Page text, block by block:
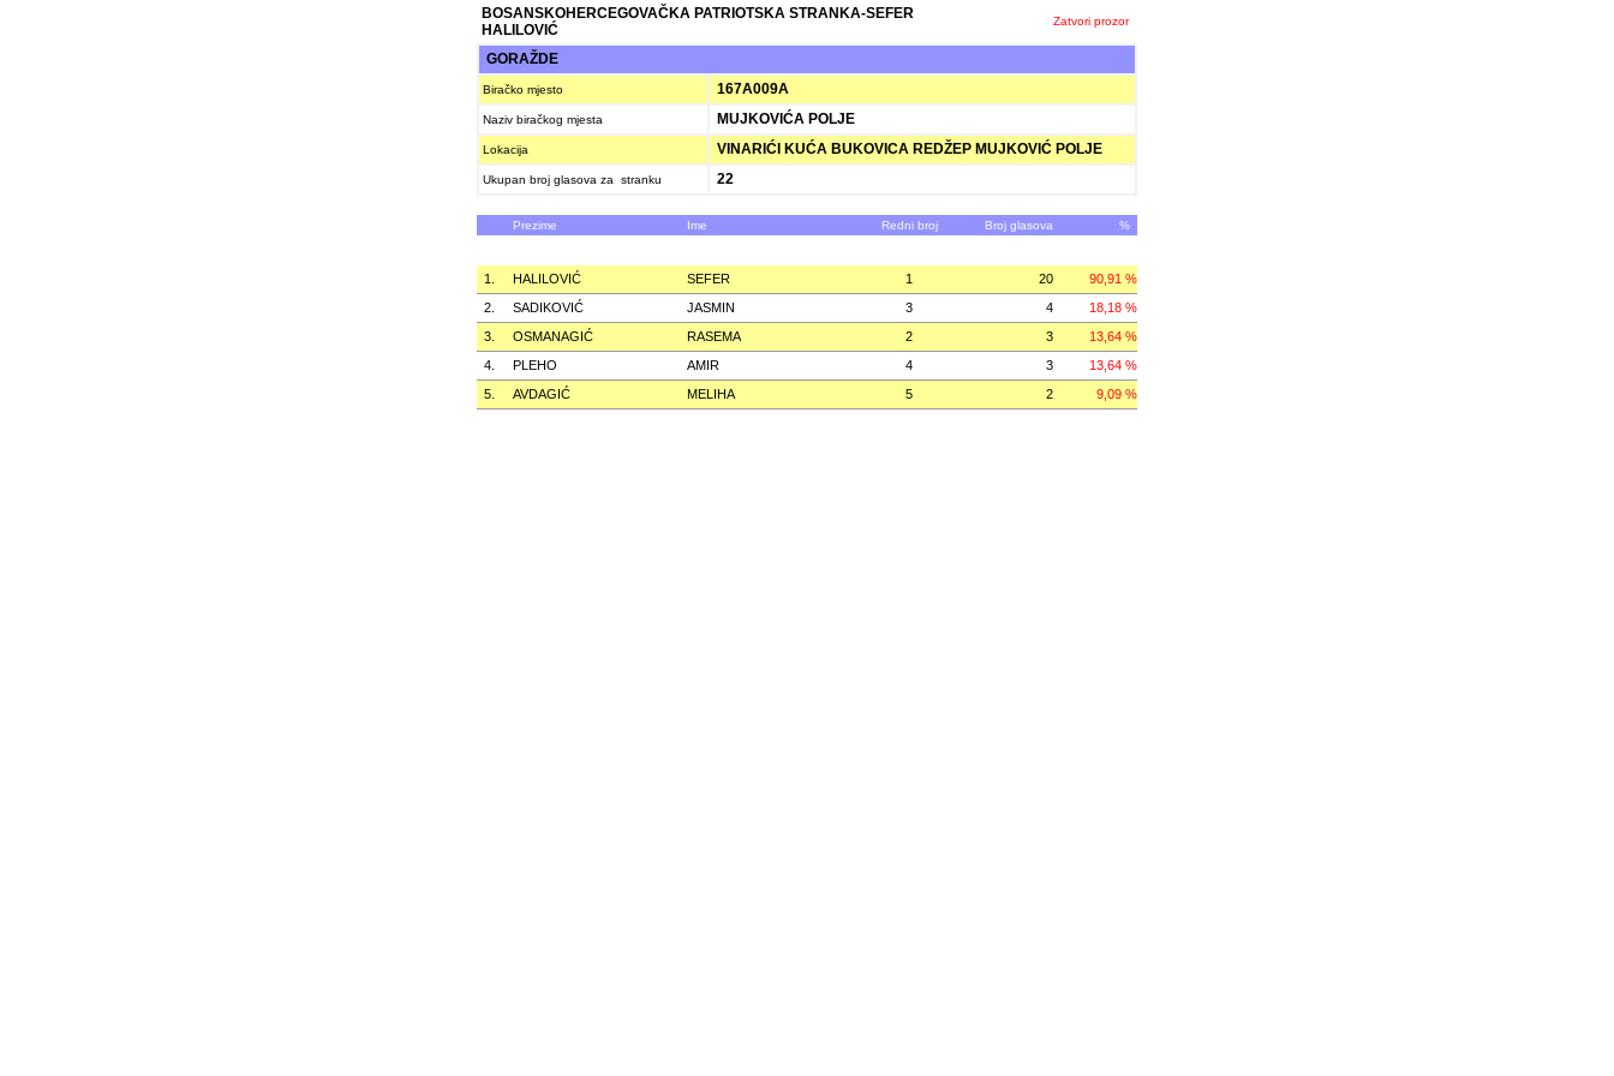
BOSANSKOHERCEGOVAČKA PATRIOTSKA STRANKA-SEFER
HALILOVIĆ
Zatvori prozor
GORAŽDE
Biračko mjesto 167A009A
Naziv biračkog mjesta MUJKOVIĆA POLJE
Lokacija VINARIĆI KUĆA BUKOVICA REDŽEP MUJKOVIĆ POLJE
Ukupan broj glasova za stranku 22
Prezime Ime Redni broj Broj glasova %
1. HALILOVIĆ SEFER 1 20
90,91 %
2.
SADIKOVIĆ JASMIN 3 4
18,18 %
3.
OSMANAGIĆ RASEMA 2 3
13,64 %
4.
PLEHO AMIR 4 3
13,64 %
5.
AVDAGIĆ MELIHA 5 2 9,09 %